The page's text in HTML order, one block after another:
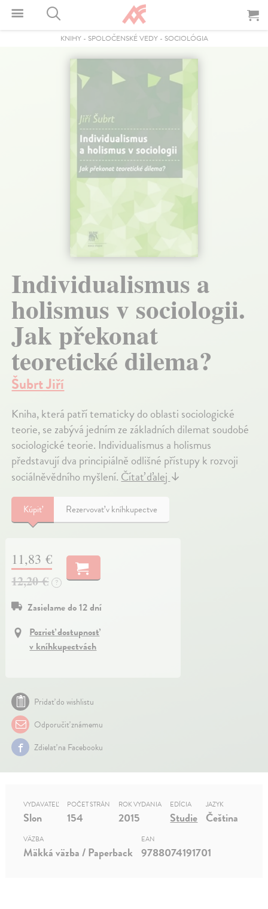
KNIHY- SPOLOČENSKÉ VEDY- SOCIOLÓGIA
Individualismus a
holismus v sociologii.
Jak překonat
teoretické dilema?
Šubrt Jiří
Kniha, která patří tematicky do oblasti sociologické
teorie, se zabývá jedním ze základních dilemat soudobé
sociologické teorie. Individualismus a holismus
představují dva principiálně odlišné přístupy k rozvoji
sociálněvědního myšlení.Čítať ďalej↓
Kúpiť Rezervovať v kníhkupectve
11,83 €
12,20 €
?
Zasielame do 12 dní
Pozrieť dostupnosť
v kníhkupectvách
Pridať do wishlistu
Odporučiť známemu
Zdielať na Facebooku
VYDAVATEĽ
Slon
POČET STRÁN
154
ROK VYDANIA
2015
EDÍCIA
Studie
JAZYK
Čeština
VÄZBA
Mäkká väzba / Paperback
EAN
9788074191701